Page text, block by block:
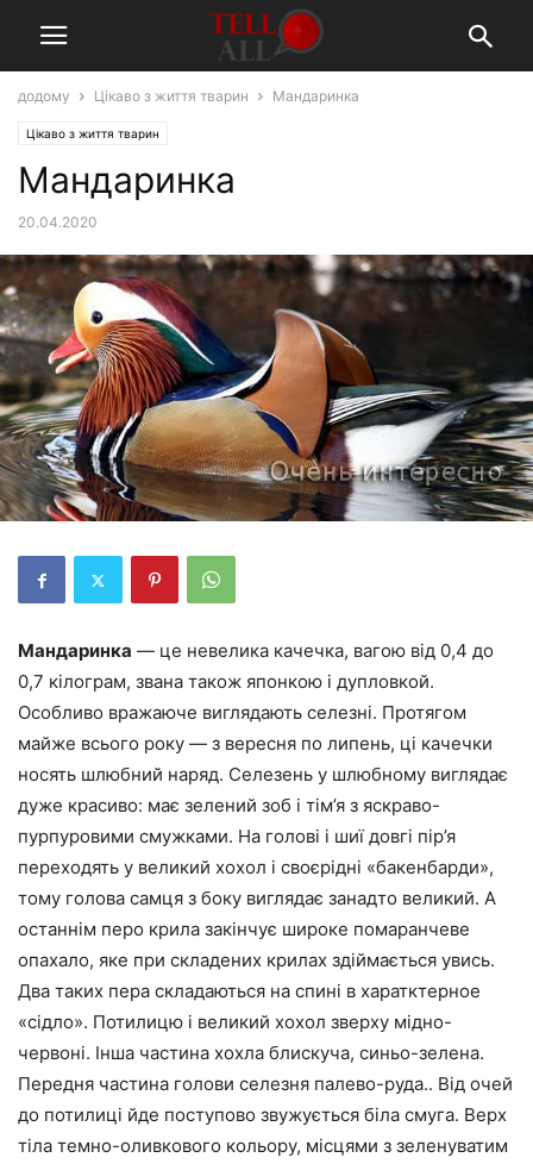
додому Цікаво з життя тварин Мандаринка
Цікаво з життя тварин
Мандаринка
20.04.2020
Мандаринка — це невелика качечка, вагою від 0,4 до
0,7 кілограм, звана також японкою і дупловкой.
Особливо вражаюче виглядають селезні. Протягом
майже всього року — з вересня по липень, ці качечки
носять шлюбний наряд. Селезень у шлюбному виглядає
дуже красиво: має зелений зоб і тім’я з яскраво-
пурпуровими смужками. На голові і шиї довгі пір’я
переходять у великий хохол і своєрідні «бакенбарди»,
тому голова самця з боку виглядає занадто великий. А
останнім перо крила закінчує широке помаранчеве
опахало, яке при складених крилах здіймається увись.
Два таких пера складаються на спині в харатктерное
«сідло». Потилицю і великий хохол зверху мідно-
червоні. Інша частина хохла блискуча, синьо-зелена.
Передня частина голови селезня палево-руда.. Від очей
до потилиці йде поступово звужується біла смуга. Верх
тіла темно-оливкового кольору, місцями з зеленуватим